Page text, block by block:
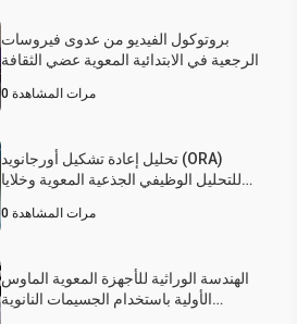
بروتوكول الفيديو من عدوى فيروسات
الرجعية في الابتدائية المعوية عضي الثقافة
0 مرات المشاهدة
تحليل إعادة تشكيل أورجانويد (ORA)
للتحليل الوظيفي الجذعية المعوية وخلايا
0 مرات المشاهدة
الهندسة الوراثية للأجهزة المعوية الماوس
الأولية باستخدام الجسيمات النانوية